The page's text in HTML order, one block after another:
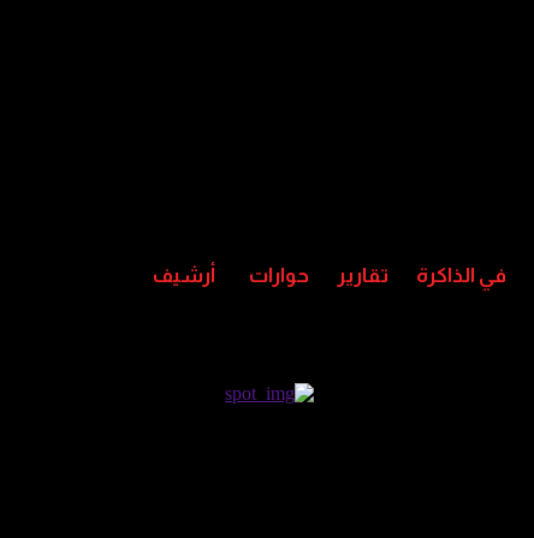
في الذاكرة تقارير حوارات أرشيف